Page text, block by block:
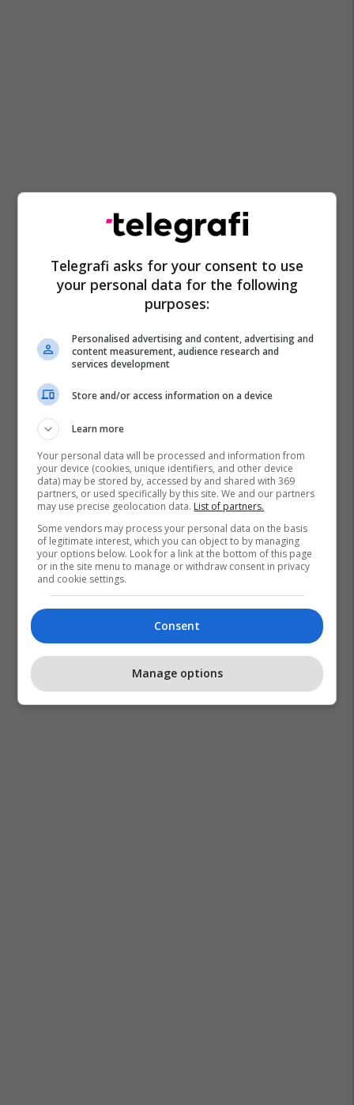
Skerdi Mandi Nishtulla Estrada Shqiptare
Telegrafi asks for your consent to use
your personal data for the following
purposes:
Personalised advertising and content, advertising and
content measurement, audience research and
services development
Store and/or access information on a device
Learn more
Your personal data will be processed and information from
your device (cookies, unique identifiers, and other device
data) may be stored by, accessed by and shared with 369
partners, or used specifically by this site. We and our partners
may use precise geolocation data. List of partners.
Some vendors may process your personal data on the basis
of legitimate interest, which you can object to by managing
your options below. Look for a link at the bottom of this page
or in the site menu to manage or withdraw consent in privacy
and cookie settings.
Consent
Manage options